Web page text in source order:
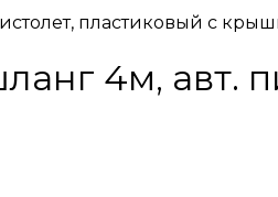
пластиковый с
4м, авт.